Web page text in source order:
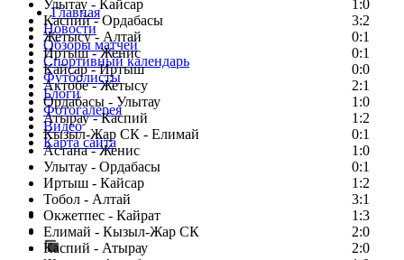
Улытау - Кайсар
1:0
Каспий - Ордабасы
3:2
Жетысу - Алтай
0:1
Иртыш - Женис
0:1
Кайсар - Иртыш
0:0
Актобе - Жетысу
2:1
Ордабасы - Улытау
1:0
Атырау - Каспий
1:2
Кызыл-Жар СК - Елимай
0:1
Астана - Женис
1:0
Улытау - Ордабасы
0:1
Иртыш - Кайсар
1:2
Тобол - Алтай
3:1
Окжетпес - Кайрат
1:3
Елимай - Кызыл-Жар СК
2:0
Каспий - Атырау
2:0
Главная
Новости
Обзоры матчей
Спортивный календарь
Футболисты
Блоги
Фотогалерея
Видео
Карта сайта
Есть идея?
Сообщить о мероприятии
Перейти на старый сайт